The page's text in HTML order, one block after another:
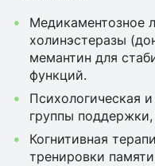
Медикаментозное
холинэстеразы
мемантин для
функций.
Психологическая
группы
Когнитивная
тренировки